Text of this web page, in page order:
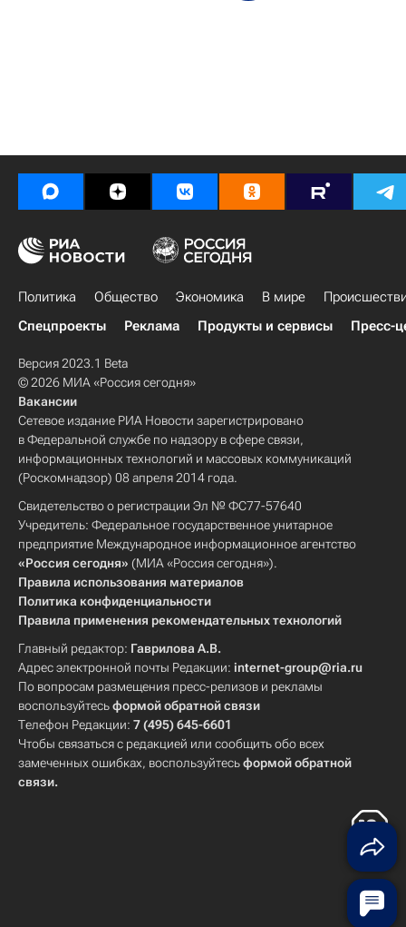
Политика Общество Экономика В мире
Спецпроекты
Реклама Продукты и сервисы Пресс-
Версия 2023.1 Beta
© 2026 МИА «Россия сегодня»
Вакансии
Сетевое издание РИА Новости зарегистрировано
в Федеральной службе по надзору в сфере связи,
информационных технологий и массовых коммуникаций
(Роскомнадзор) 08 апреля 2014 года.
Свидетельство о регистрации Эл № ФС77-57640
Учредитель: Федеральное государственное унитарное
предприятие Международное информационное агентство
«Россия сегодня» (МИА «Россия сегодня»).
Правила использования материалов
Политика конфиденциальности
Правила применения рекомендательных технологий
Главный редактор: Гаврилова А.В.
Адрес электронной почты Редакции: internet-group@ria.ru
По вопросам размещения пресс-релизов и рекламы
воспользуйтесьформой обратной связи
Телефон Редакции: 7 (495) 645-6601
Чтобы связаться с редакцией или сообщить обо всех
замеченных ошибках, воспользуйтесьформой обратной
связи.